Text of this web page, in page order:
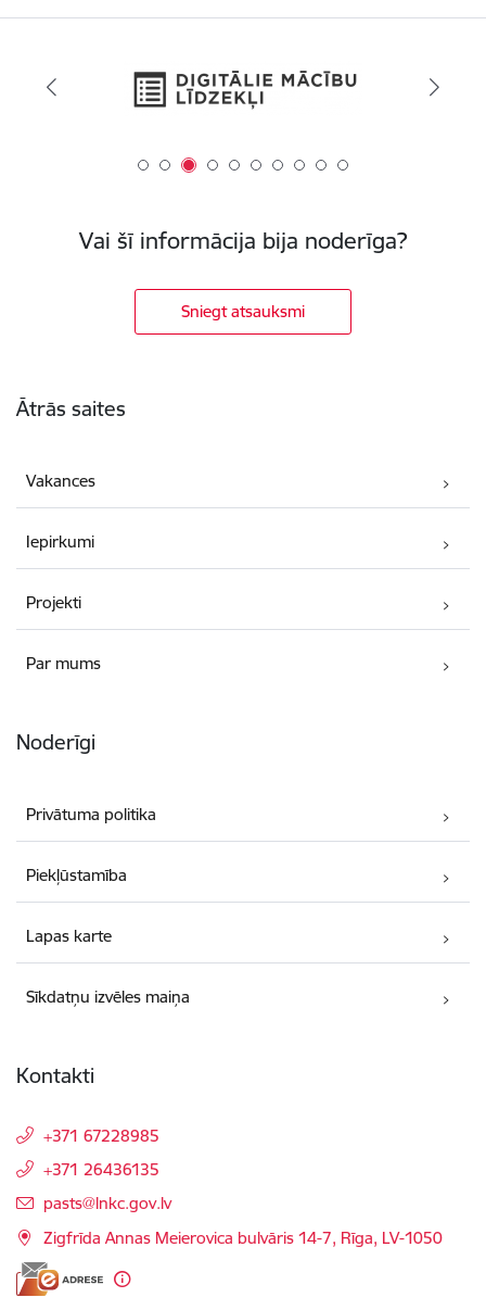
Vai šī informācija bija noderīga?
Sniegt atsauksmi
Ātrās saites
Vakances
Iepirkumi
Projekti
Par mums
Noderīgi
Privātuma politika
Piekļūstamība
Lapas karte
Sīkdatņu izvēles maiņa
Kontakti
+371 67228985
+371 26436135
E-pasts:
pasts@lnkc.gov.lv
Zigfrīda Annas Meierovica bulvāris 14-7, Rīga, LV-1050